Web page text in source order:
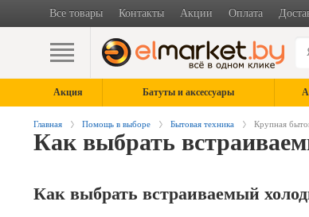
Все товары Контакты Акции Оплата
Акция Батуты и аксессуары
Главная Помощь в выборе Бытовая техника Крупная
Как выбрать
Как выбрать встраиваемый